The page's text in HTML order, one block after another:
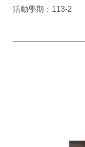
活動學期：113-2